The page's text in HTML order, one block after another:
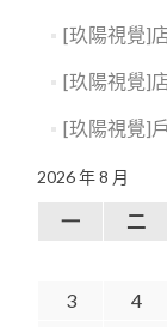
[玖陽視覺]
[玖陽視覺]
[玖陽視覺]
2026 年 8 月
一 二
3
4